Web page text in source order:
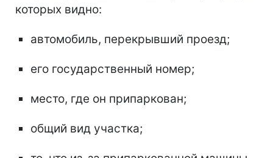
которых видно:
автомобиль, перекрывший проезд;
его государственный номер;
место, где он припаркован;
общий вид участка;